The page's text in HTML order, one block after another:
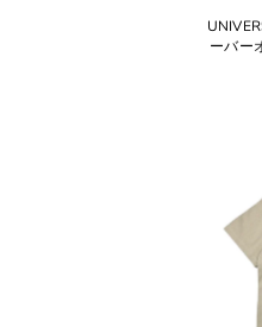
ーバー